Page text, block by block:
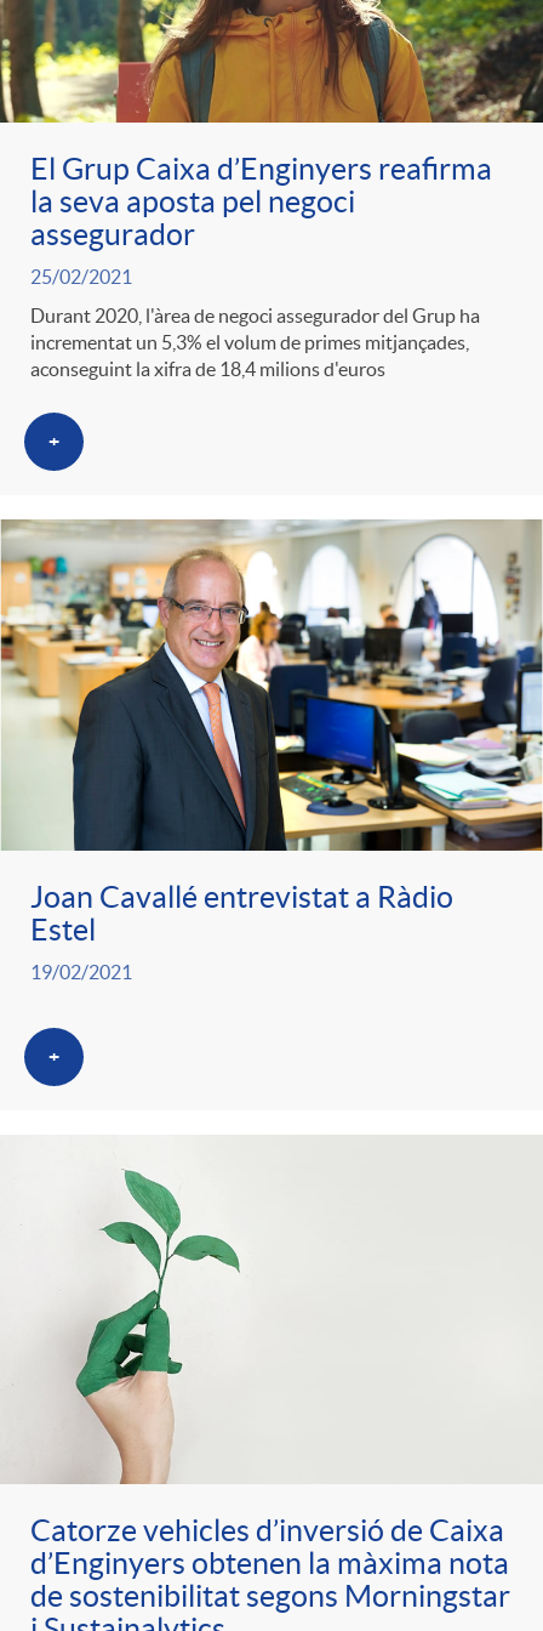
El Grup Caixa d’Enginyers reafirma
la seva aposta pel negoci
assegurador
25/02/2021
Durant 2020, l'àrea de negoci assegurador del Grup ha
incrementat un 5,3% el volum de primes mitjançades,
aconseguint la xifra de 18,4 milions d'euros
+
Joan Cavallé entrevistat a Ràdio
Estel
19/02/2021
+
Catorze vehicles d’inversió de Caixa
d’Enginyers obtenen la màxima nota
de sostenibilitat segons Morningstar